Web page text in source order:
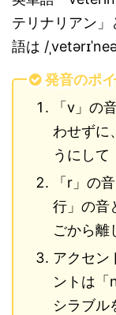
テリナリアン
語は /
発音のポ
「v」の
わせずに
うにして
「r」の
行」の音
ごから離
アクセン
ントは「
シラブル